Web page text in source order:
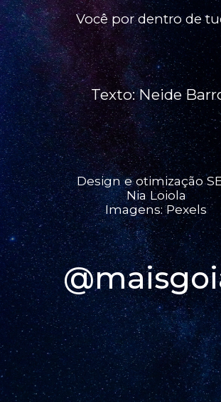
Você por dentro de
Texto: Neide
Design e otimização
Nia Loiola
Imagens: Pexels